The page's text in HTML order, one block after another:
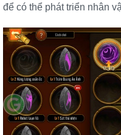
để có thể phát triển nhân